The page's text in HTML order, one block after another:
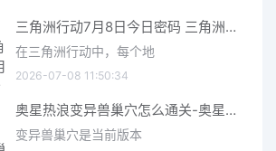
三角洲行动7月8日今日密码 三角洲行动2026年7月8今日摩斯密码分享
在三角洲行动中，每个地
2026-07-08 11:50:34
奥星热浪变异兽巢穴怎么通关-奥星热浪变异兽巢穴攻略分享
变异兽巢穴是当前版本